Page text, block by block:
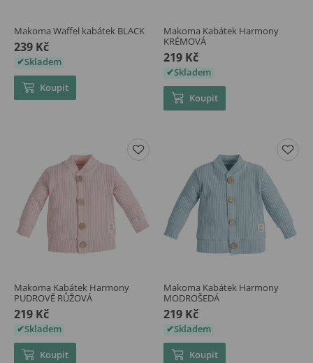
Makoma Waffel kabátek BLACK
239 Kč
Skladem
Koupit
Makoma Kabátek Harmony
KRÉMOVÁ
219 Kč
Skladem
Koupit
Makoma Kabátek Harmony
PUDROVĚ RŮŽOVÁ
219 Kč
Skladem
Koupit
Makoma Kabátek Harmony
MODROŠEDÁ
219 Kč
Skladem
Koupit